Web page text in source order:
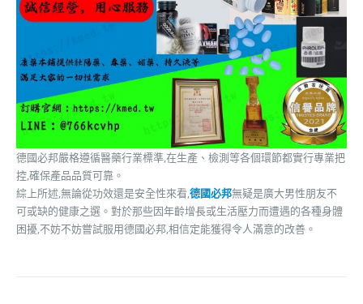
德國必邦嚴格遵循醫藥行業標準,在生產、檢測等各個環節都實行專業把
控,確保產品品質可靠。
綜上所述,無論從功效還是安全性來看,德國必邦無疑是廣大男性朋友不
可或缺的健康之選。對於那些因年齡增長或生活壓力而遭遇的各種身體
困擾,不妨不妨嘗試服用德國必邦,相信定能獲得令人滿意的改善。